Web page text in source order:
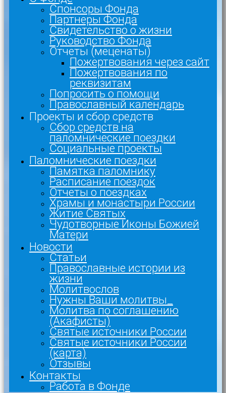
Спонсоры Фонда
Партнеры Фонда
Свидетельство о жизни
Руководство Фонда
Отчеты (меценаты)
Пожертвования через сайт
Пожертвования по
реквизитам
Попросить о помощи
Православный календарь
Проекты и сбор средств
Сбор средств на
паломнические поездки
Социальные проекты
Паломнические поездки
Памятка паломнику
Расписание поездок
Отчеты о поездках
Храмы и монастыри России
Житие Святых
Чудотворные Иконы Божией
Матери
Новости
Статьи
Православные истории из
жизни
Молитвослов
Нужны Ваши молитвы_
Молитва по соглашению
(Акафисты)
Святые источники России
Святые источники России
(карта)
Отзывы
Контакты
Работа в Фонде